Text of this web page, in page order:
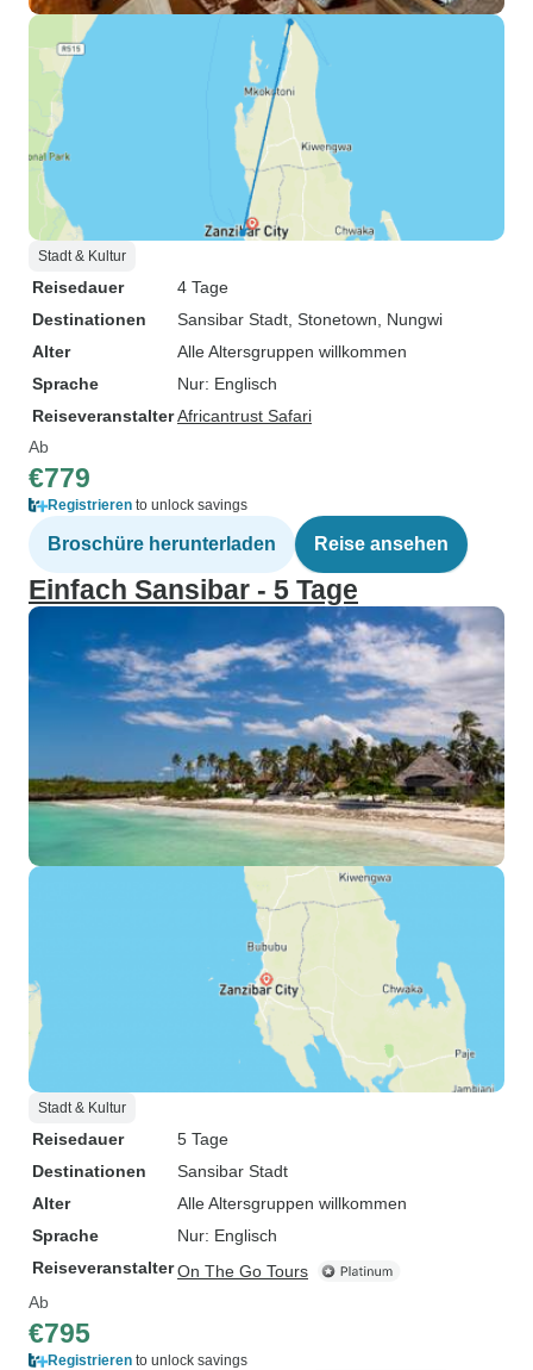
Stadt & Kultur
Reisedauer
4 Tage
Destinationen
Sansibar Stadt , Stonetown , Nungwi
Alter
Alle Altersgruppen willkommen
Sprache
Nur: Englisch
ReiseveranstalterAfricantrust Safari
Ab
€779
Registrieren to unlock savings
Broschüre herunterladen Reise ansehen
Einfach Sansibar - 5 Tage
Stadt & Kultur
Reisedauer
5 Tage
Destinationen
Sansibar Stadt
Alter
Alle Altersgruppen willkommen
Sprache
Nur: Englisch
ReiseveranstalterOn The Go Tours
Ab
€795
Registrieren to unlock savings